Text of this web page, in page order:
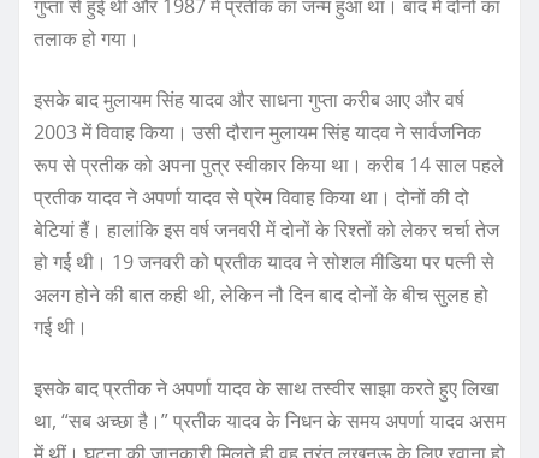
गुप्ता से हुई थी और 1987 में प्रतीक का जन्म हुआ था। बाद में दोनों का
तलाक हो गया।
इसके बाद मुलायम सिंह यादव और साधना गुप्ता करीब आए और वर्ष
2003 में विवाह किया। उसी दौरान मुलायम सिंह यादव ने सार्वजनिक
रूप से प्रतीक को अपना पुत्र स्वीकार किया था। करीब 14 साल पहले
प्रतीक यादव ने अपर्णा यादव से प्रेम विवाह किया था। दोनों की दो
बेटियां हैं। हालांकि इस वर्ष जनवरी में दोनों के रिश्तों को लेकर चर्चा तेज
हो गई थी। 19 जनवरी को प्रतीक यादव ने सोशल मीडिया पर पत्नी से
अलग होने की बात कही थी, लेकिन नौ दिन बाद दोनों के बीच सुलह हो
गई थी।
इसके बाद प्रतीक ने अपर्णा यादव के साथ तस्वीर साझा करते हुए लिखा
था, “सब अच्छा है।” प्रतीक यादव के निधन के समय अपर्णा यादव असम